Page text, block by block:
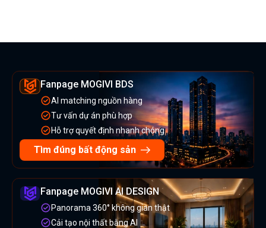
Fanpage MOGIVI BDS
AI matching nguồn hàng
Tư vấn dự án phù hợp
Hỗ trợ quyết định nhanh chóng
Tìm đúng bất động sản
Fanpage MOGIVI AI DESIGN
Panorama 360° không gian thật
Cải tạo nội thất bằng AI